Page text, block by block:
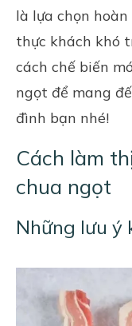
là lựa chọn hoàn
thực khách khó
cách chế biến
ngọt để mang
đình bạn nhé!
Cách làm
chua ngọt
Những lưu ý